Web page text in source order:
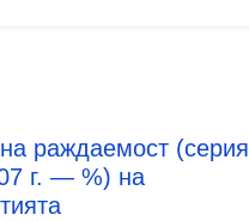
раждаемост (серия
г. — %) на